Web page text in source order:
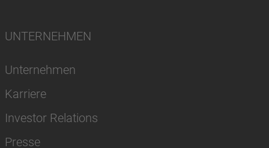
UNTERNEHMEN
Unternehmen
Karriere
Investor Relations
Presse